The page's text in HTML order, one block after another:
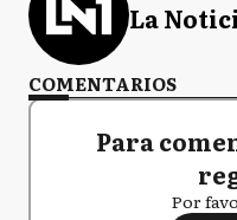
La
COMENTARIOS
Para
Por